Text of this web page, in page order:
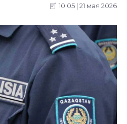
10:05 | 21 мая 2026